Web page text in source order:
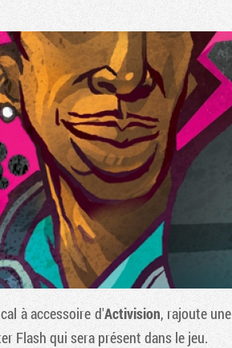
à accessoire d'Activision, rajoute
Flash qui sera présent dans le jeu.